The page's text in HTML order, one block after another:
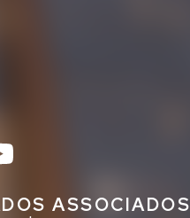
ASSOCIADOS